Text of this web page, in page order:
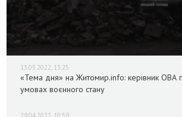
13.05.2022, 13:25
«Тема дня» на Житомир.info: керівник ОВА
умовах воєнного стану
29.04.2022, 10:59